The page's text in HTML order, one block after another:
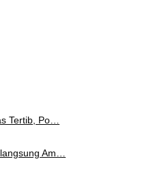
Tertib, Po…
Am…